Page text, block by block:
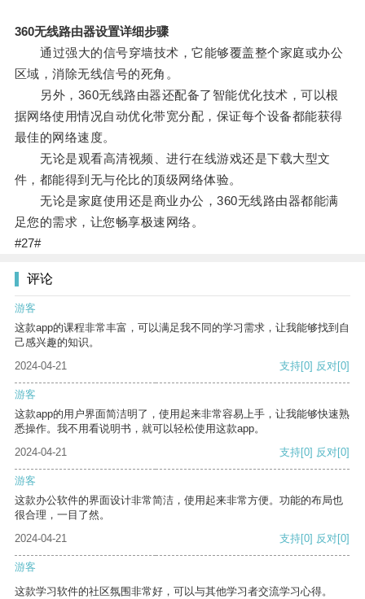
360无线路由器设置详细步骤
通过强大的信号穿墙技术，它能够覆盖整个家庭或办公
区域，消除无线信号的死角。
另外，360无线路由器还配备了智能优化技术，可以根
据网络使用情况自动优化带宽分配，保证每个设备都能获得
最佳的网络速度。
无论是观看高清视频、进行在线游戏还是下载大型文
件，都能得到无与伦比的顶级网络体验。
无论是家庭使用还是商业办公，360无线路由器都能满
足您的需求，让您畅享极速网络。
#27#
评论
游客
这款app的课程非常丰富，可以满足我不同的学习需求，让我能够找到自
己感兴趣的知识。
2024-04-21
支持[0] 反对[0]
游客
这款app的用户界面简洁明了，使用起来非常容易上手，让我能够快速熟
悉操作。我不用看说明书，就可以轻松使用这款app。
2024-04-21
支持[0] 反对[0]
游客
这款办公软件的界面设计非常简洁，使用起来非常方便。功能的布局也
很合理，一目了然。
2024-04-21
支持[0] 反对[0]
游客
这款学习软件的社区氛围非常好，可以与其他学习者交流学习心得。